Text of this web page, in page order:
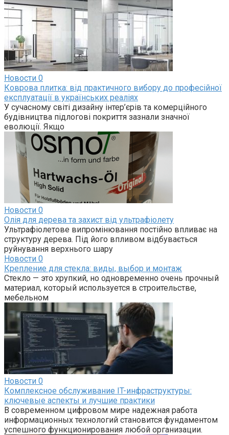
Новости 0
Коврова плитка: від практичного вибору до професійної
експлуатації в українських реаліях
У сучасному світі дизайну інтер’єрів та комерційного
будівництва підлогові покриття зазнали значної
еволюції. Якщо
Новости 0
Олія для дерева та захист від ультрафіолету
Ультрафіолетове випромінювання постійно впливає на
структуру дерева. Під його впливом відбувається
руйнування верхнього шару
Новости 0
Крепление для стекла: виды, выбор и монтаж
Стекло — это хрупкий, но одновременно очень прочный
материал, который используется в строительстве,
мебельном
Новости 0
Комплексное обслуживание IT-инфраструктуры:
ключевые аспекты и лучшие практики
В современном цифровом мире надежная работа
информационных технологий становится фундаментом
успешного функционирования любой организации.